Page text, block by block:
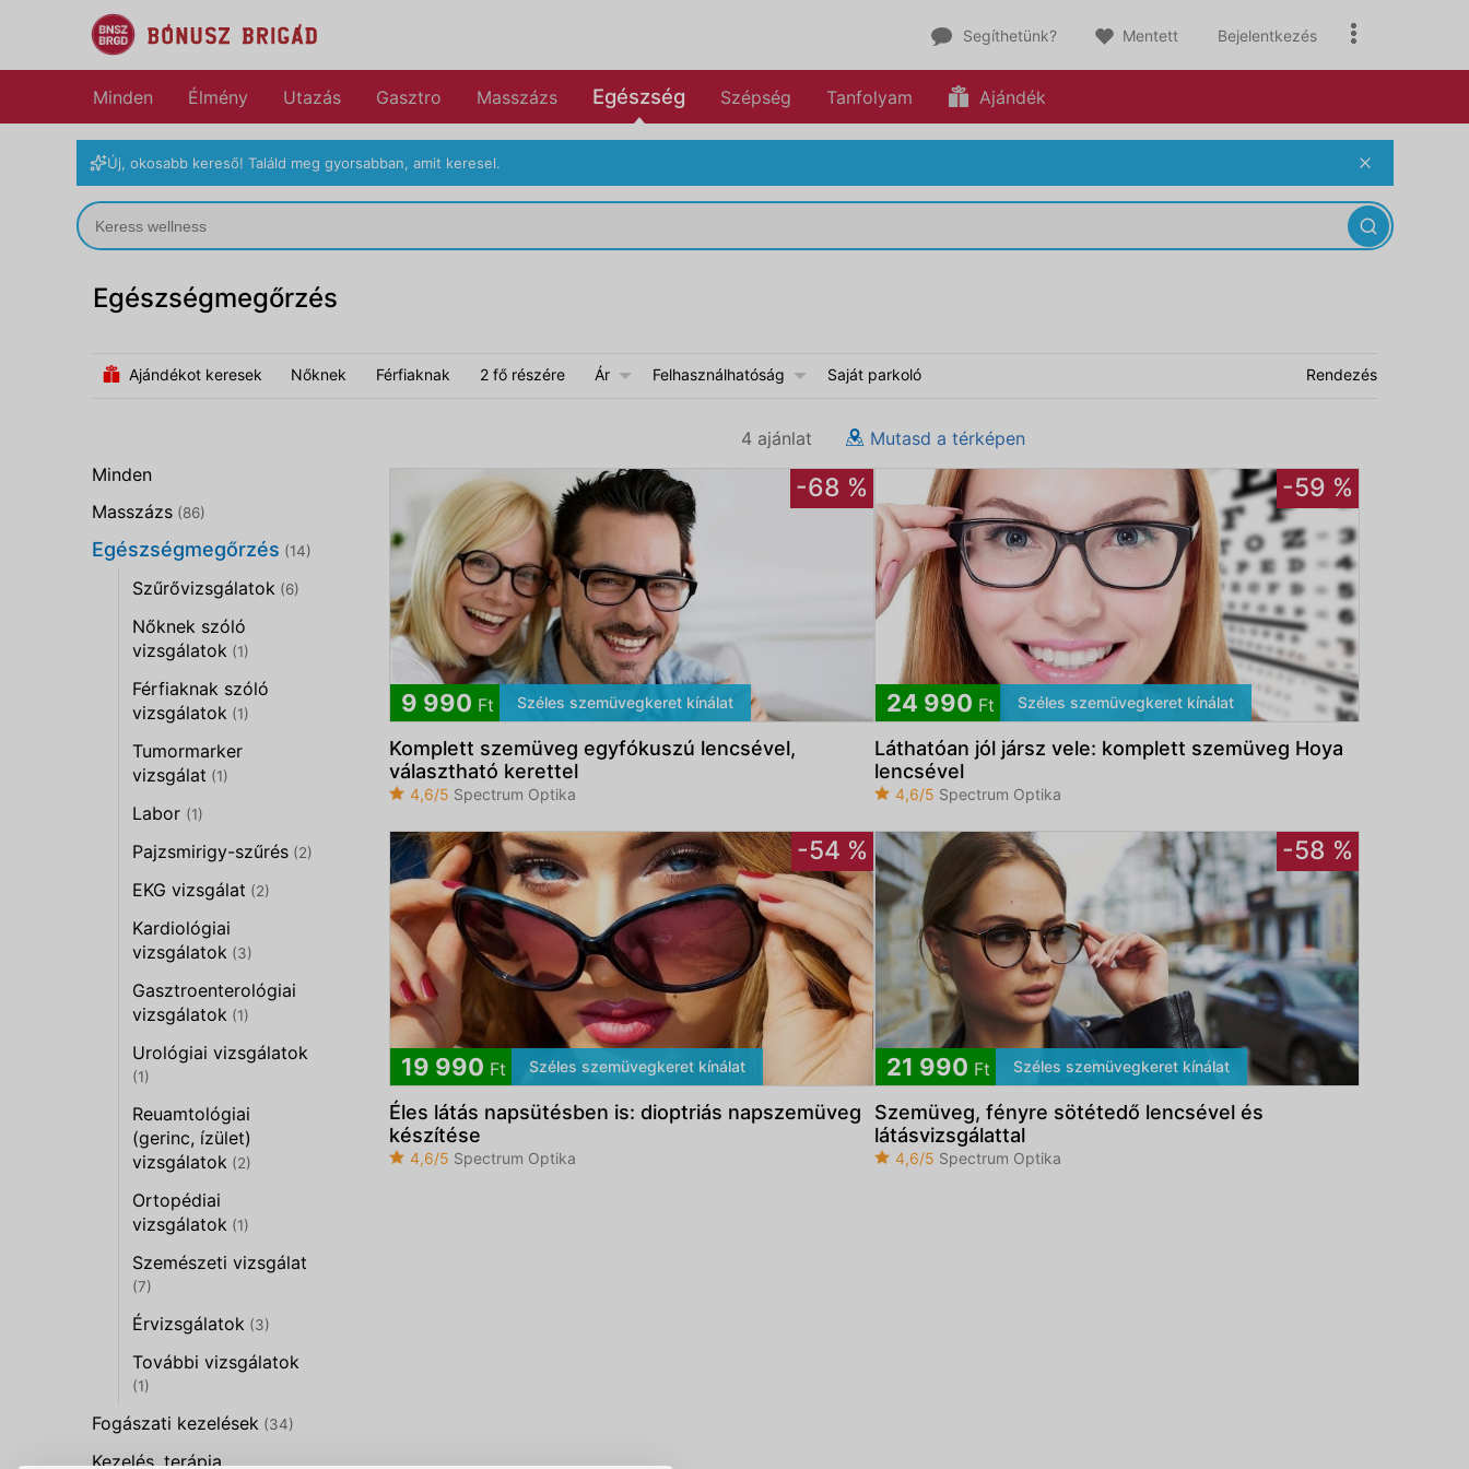
Segíthetünk? Mentett Bejelentkezés
Minden Élmény Utazás Gasztro Masszázs Egészség Szépség Tanfolyam Ajándék
Új, okosabb kereső! Találd meg gyorsabban, amit keresel.
Egészségmegőrzés
Nőknek Férfiaknak 2 fő részére Ár Felhasználhatóság Saját parkoló Rendezés
Ajándékot keresek
Minden
Masszázs (86)
Egészségmegőrzés (14)
Szűrővizsgálatok (6)
Nőknek szóló
vizsgálatok (1)
Férfiaknak szóló
vizsgálatok (1)
Tumormarker
vizsgálat (1)
Labor (1)
Pajzsmirigy-szűrés (2)
EKG vizsgálat (2)
Kardiológiai
vizsgálatok (3)
Gasztroenterológiai
vizsgálatok (1)
Urológiai vizsgálatok
(1)
Reuamtológiai
(gerinc, ízület)
vizsgálatok (2)
Ortopédiai
vizsgálatok (1)
Szemészeti vizsgálat
(7)
Érvizsgálatok (3)
További vizsgálatok
(1)
Fogászati kezelések (34)
Kezelés, terápia,
4 ajánlat Mutasd a térképen
-68 %
9 990 Ft Széles szemüvegkeret kínálat
Komplett szemüveg egyfókuszú lencsével,
választható kerettel
4,6/5 Spectrum Optika
-59 %
24 990 Ft Széles szemüvegkeret kínálat
Láthatóan jól jársz vele: komplett szemüveg Hoya
lencsével
4,6/5 Spectrum Optika
-54 %
19 990 Ft Széles szemüvegkeret kínálat
Éles látás napsütésben is: dioptriás napszemüveg
készítése
4,6/5 Spectrum Optika
-58 %
21 990 Ft Széles szemüvegkeret kínálat
Szemüveg, fényre sötétedő lencsével és
látásvizsgálattal
4,6/5 Spectrum Optika